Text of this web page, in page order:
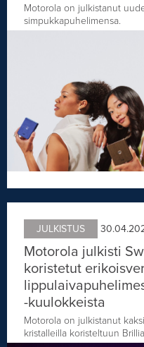
Motorola on julkistanut
simpukkapuhelimensa.
JULKISTUS
Motorola julkisti
koristetut
-kuulokkeista
Motorola on julkistanut
kristalleilla koristeltuun